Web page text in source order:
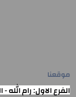
موقعنا
الفرع الاول: رام الله